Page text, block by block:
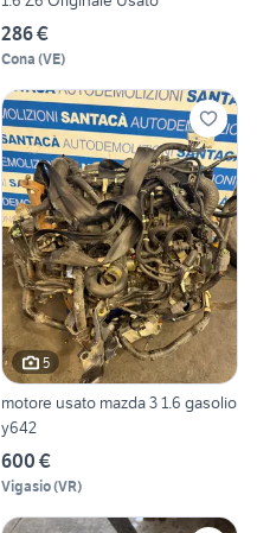
286 €
Cona (VE)
5
motore usato mazda 3 1.6 gasolio
y642
600 €
Vigasio(VR)